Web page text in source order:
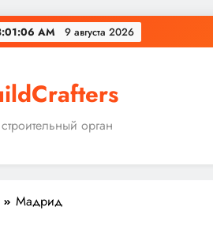
AM 9 августа 2026
орган
Мадрид